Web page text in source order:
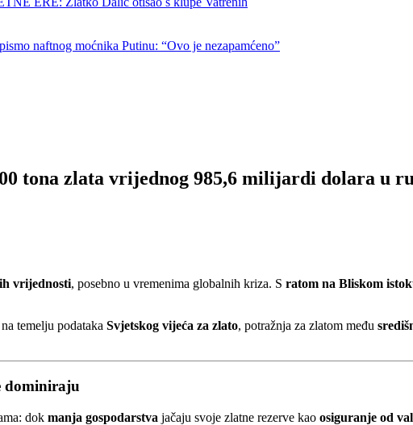
naftnog moćnika Putinu: “Ovo je nezapamćeno”
tona zlata vrijednog 985,6 milijardi dolara u
vrijednosti, posebno u vremenima globalnih kriza. S ratom na Bliskom
temelju podataka Svjetskog vijeća za zlato, potražnja za zlatom među
dominiraju
dok manja gospodarstva jačaju svoje zlatne rezerve kao osiguranje od